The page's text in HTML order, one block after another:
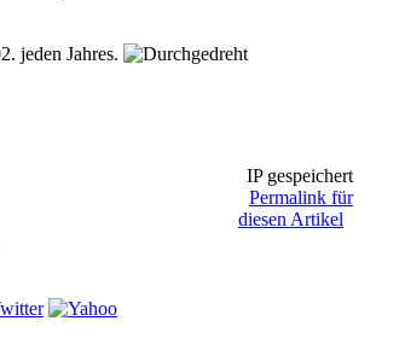
jeden Jahres.
IP gespeichert
Permalink für
diesen Artikel